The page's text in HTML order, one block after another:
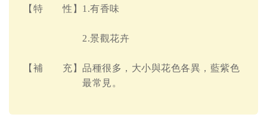
【特 性】1.有香味
2.景觀花卉
【補 充】品種很多，大小與花色各異，藍紫色
最常見。